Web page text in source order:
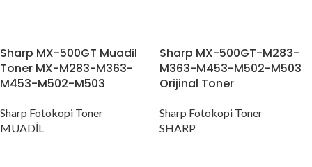
Sharp MX-500GT Muadil
Toner MX-M283-M363-
M453-M502-M503
Sharp Fotokopi Toner
MUADİL
Sharp MX-500GT-M283-
M363-M453-M502-M503
Orijinal Toner
Sharp Fotokopi Toner
SHARP